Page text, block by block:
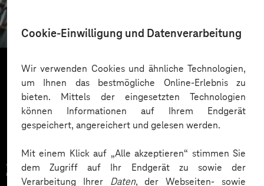
Cookie-Einwilligung und Datenverarbeitung
Wir verwenden Cookies und ähnliche Technologien,
um Ihnen das bestmögliche Online-Erlebnis zu
bieten. Mittels der eingesetzten Technologien
können Informationen auf Ihrem Endgerät
gespeichert, angereichert und gelesen werden.
Mit einem Klick auf „Alle akzeptieren“ stimmen Sie
dem Zugriff auf Ihr Endgerät zu sowie der
Verarbeitung Ihrer Daten, der Webseiten- sowie
Change-Begleitung
Mehr laden
Zahlreiche Unternehmen